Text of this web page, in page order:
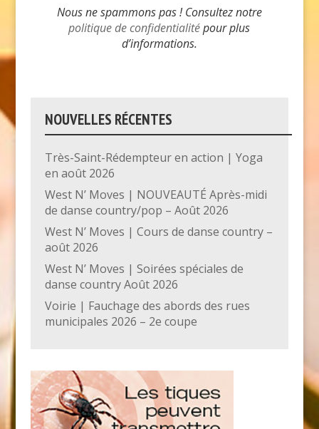
Nous ne spammons pas ! Consultez notre
politique de confidentialitépour plus
d’informations.
NOUVELLES RÉCENTES
Très-Saint-Rédempteur en action | Yoga
en août 2026
West N’ Moves | NOUVEAUTÉ Après-midi
de danse country/pop – Août 2026
West N’ Moves | Cours de danse country –
août 2026
West N’ Moves | Soirées spéciales de
danse country Août 2026
Voirie | Fauchage des abords des rues
municipales 2026 – 2e coupe